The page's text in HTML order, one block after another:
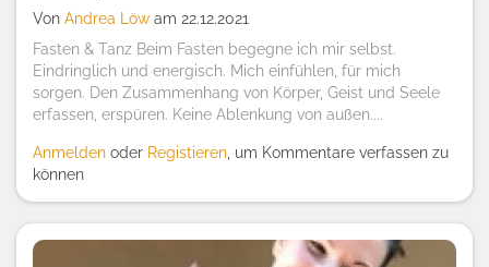
Von Andrea Löw am 22.12.2021
Fasten & Tanz Beim Fasten begegne ich mir selbst.
Eindringlich und energisch. Mich einfühlen, für mich
sorgen. Den Zusammenhang von Körper, Geist und Seele
erfassen, erspüren. Keine Ablenkung von außen....
Anmelden oder Registieren, um Kommentare verfassen zu
können